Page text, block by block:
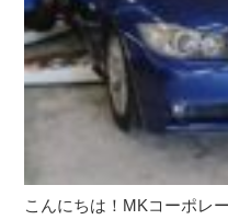
こんにちは！MKコーポレ